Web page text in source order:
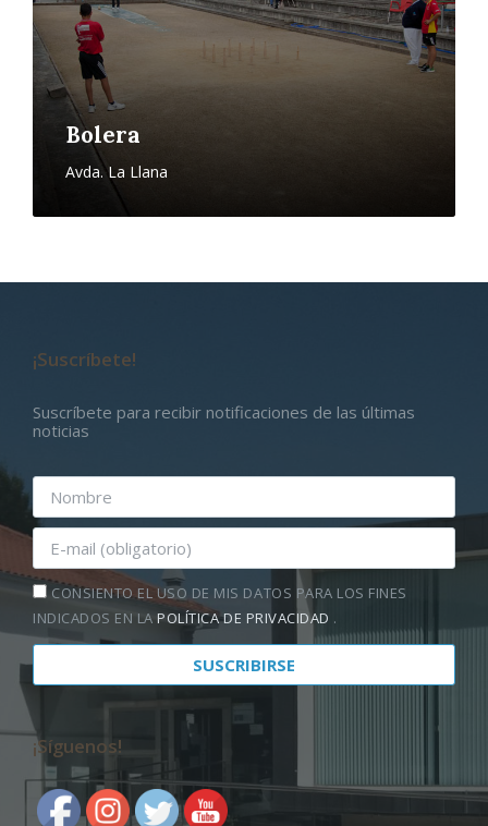
Bolera
Avda. La Llana
¡Suscríbete!
Suscríbete para recibir notificaciones de las últimas
noticias
CONSIENTO EL USO DE MIS DATOS PARA LOS FINES
INDICADOS EN LAPOLÍTICA DE PRIVACIDAD .
¡Síguenos!